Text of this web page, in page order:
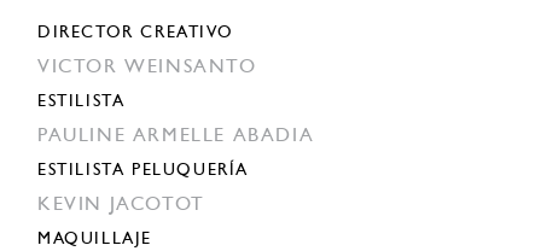
DIRECTOR CREATIVO
VICTOR WEINSANTO
ESTILISTA
PAULINE ARMELLE ABADIA
ESTILISTA PELUQUERÍA
KEVIN JACOTOT
MAQUILLAJE